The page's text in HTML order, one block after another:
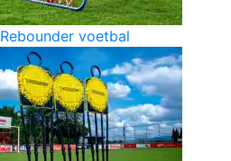
Rebounder voetbal